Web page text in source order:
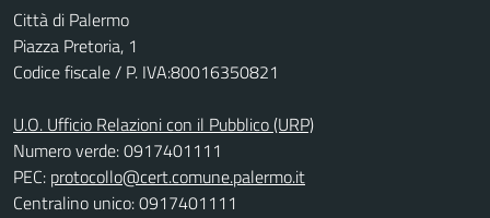
Città di Palermo
Piazza Pretoria, 1
Codice fiscale / P. IVA:80016350821
U.O. Ufficio Relazioni con il Pubblico (URP)
Numero verde: 0917401111
PEC: protocollo@cert.comune.palermo.it
Centralino unico: 0917401111